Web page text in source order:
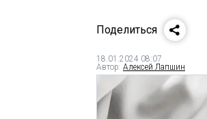
Поделиться
18.01.2024 08:07
Автор: Алексей Лапшин